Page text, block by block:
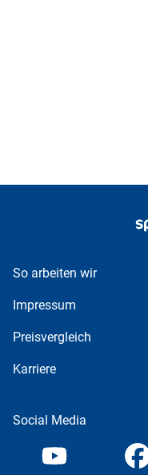
So arbeiten wir
Impressum
Preisvergleich
Karriere
Social Media